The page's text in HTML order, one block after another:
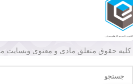
کلیه حقوق متعلق مادی و معنوی وبسایت